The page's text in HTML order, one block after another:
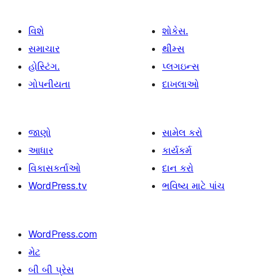
વિશે
સમાચાર
હોસ્ટિંગ.
ગોપનીયતા
શોકેસ.
થીમ્સ
પ્લગઇન્સ
દાખલાઓ
જાણો
આધાર
વિકાસકર્તાઓ
WordPress.tv
સામેલ કરો
કાર્યકર્મ
દાન કરો
ભવિષ્ય માટે પાંચ
WordPress.com
મેટ
બી બી પ્રેસ